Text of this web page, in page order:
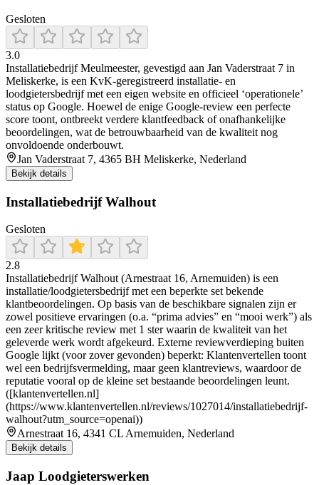
Gesloten
3.0
Installatiebedrijf Meulmeester, gevestigd aan Jan Vaderstraat 7 in
Meliskerke, is een KvK-geregistreerd installatie- en
loodgietersbedrijf met een eigen website en officieel ‘operationele’
status op Google. Hoewel de enige Google-review een perfecte
score toont, ontbreekt verdere klantfeedback of onafhankelijke
beoordelingen, wat de betrouwbaarheid van de kwaliteit nog
onvoldoende onderbouwt.
Jan Vaderstraat 7, 4365 BH Meliskerke, Nederland
Bekijk details
Installatiebedrijf Walhout
Gesloten
2.8
Installatiebedrijf Walhout (Arnestraat 16, Arnemuiden) is een
installatie/loodgietersbedrijf met een beperkte set bekende
klantbeoordelingen. Op basis van de beschikbare signalen zijn er
zowel positieve ervaringen (o.a. “prima advies” en “mooi werk”) als
een zeer kritische review met 1 ster waarin de kwaliteit van het
geleverde werk wordt afgekeurd. Externe reviewverdieping buiten
Google lijkt (voor zover gevonden) beperkt: Klantenvertellen toont
wel een bedrijfsvermelding, maar geen klantreviews, waardoor de
reputatie vooral op de kleine set bestaande beoordelingen leunt.
([klantenvertellen.nl]
(https://www.klantenvertellen.nl/reviews/1027014/installatiebedrijf-
walhout?utm_source=openai))
Arnestraat 16, 4341 CL Arnemuiden, Nederland
Bekijk details
Jaap Loodgieterswerken